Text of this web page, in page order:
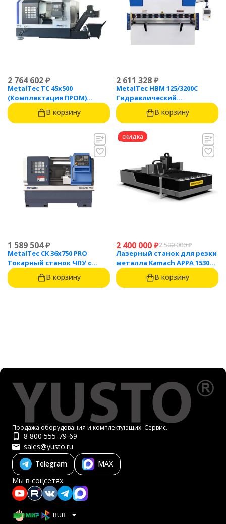
2 764 602₽
MetalTec ТС 45x500
(Комплектация ПРОМ)
токарный станок с ЧПУ с
наклонной станиной
В корзину
2 611 328₽
MetalTec HBM 125/3200C
Гидравлический
листогибочный пресс с
контроллером TP10S
В корзину
1 589 504₽
MetalTec CK 36x750 PRO
Токарный станок ЧПУ с
горизонтальной станиной
В корзину
скидка
2 400 000₽2 500 000₽
Лазерный станок для резки
металла Kamach APPA 1530
(3000 Вт)
В корзину
Продажа оборудования и комплектующих. Сервис.
8 800 555-79-69
sales@yusto.ru
Telegram
MAX
Мы в соцсетях
RUB